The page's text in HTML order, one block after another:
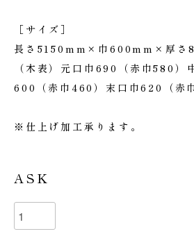
［サイズ］
長さ5150mm×巾600mm×厚さ
（木表）元口巾690（赤巾580）
600（赤巾460）末口巾620（赤
※仕上げ加工承ります。
ASK